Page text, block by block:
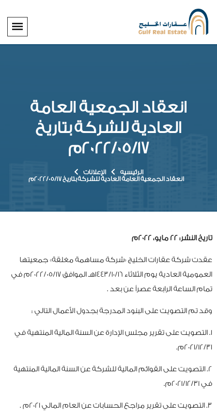
انعقاد الجمعية العامة
العادية للشركة بتاريخ
2022/05/17م
الرئيسيه
الإعلانات
انعقاد الجمعية العامة العادية للشركة بتاريخ 2022/05/17م
تاريخ النشر: 22 مايو، 2022م
عقدت شركة عقارات الخليج «شركة مساهمة مغلقة» جمعيتها
العمومية العادية يوم الثلاثاء 1443/10/16هـ الموافق 2022/05/17م في
تمام الساعة الرابعة عصراً عن بعد .
وقد تم التصويت على البنود المدرجة بجدول الأعمال التالي :
1. التصويت على تقرير مجلس الإدارة عن السنة المالية المنتهية في
2021/12/31م.
2. التصويت على القوائم المالية للشركة عن السنة المالية المنتهية
في 2021/12/31م.
3. التصويت على تقرير مراجع الحسابات عن العام المالي 2021م .